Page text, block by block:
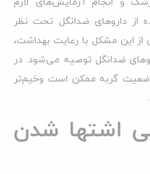
از داروهای ضدانگل تحت نظر
این مشکل با رعایت بهداشت،
ضدانگل توصیه می‌شود. در
گربه ممکن است وخیم‌تر
بی اشتها شدن